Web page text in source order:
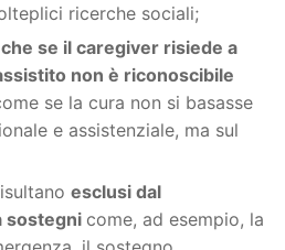
ricerche sociali;
che se il caregiver risiede a
non è riconoscibile
se la cura non si basasse
e assistenziale, ma sul
esclusi dal
sostegni come, ad esempio, la